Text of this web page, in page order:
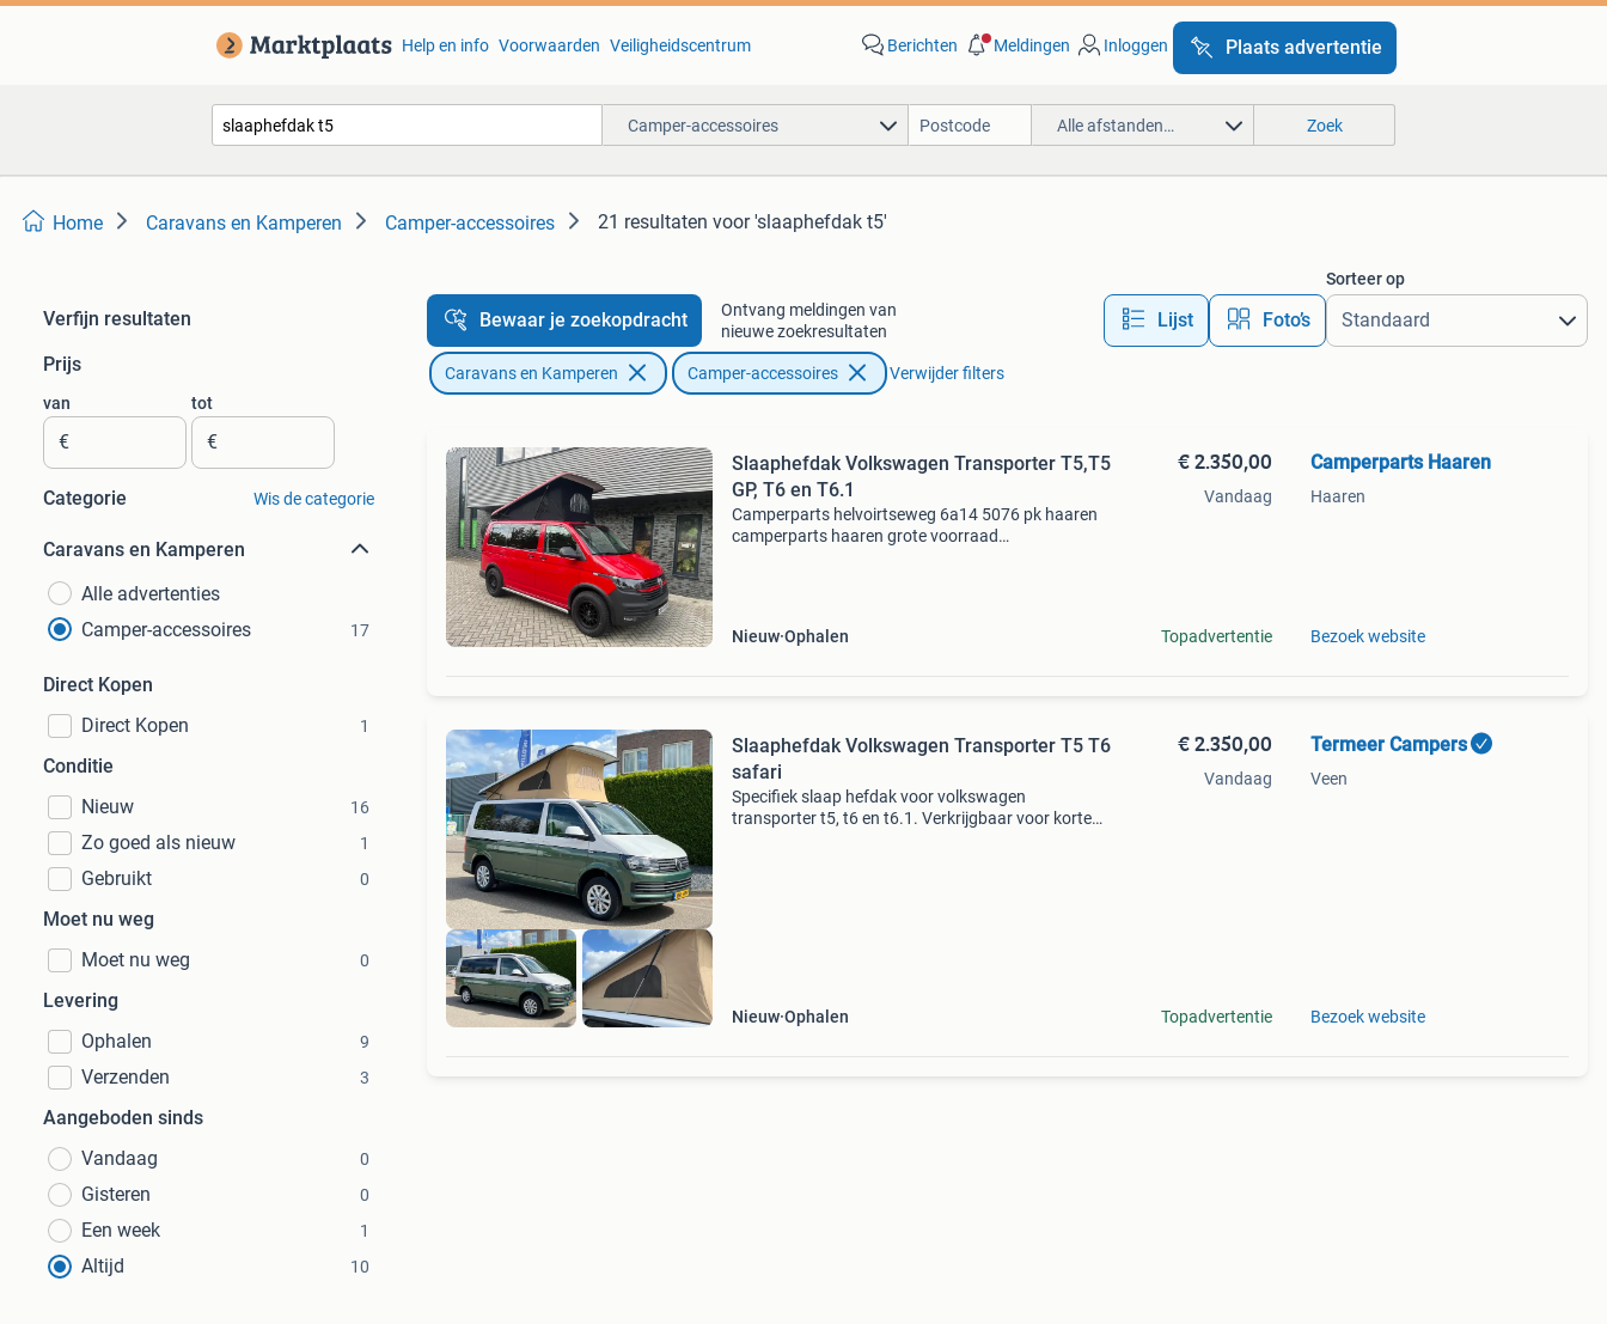
Help en info Voorwaarden Veiligheidscentrum Berichten Meldingen Inloggen Plaats advertentie
Camper-accessoires Alle afstanden… Zoek
Home Caravans en Kamperen Camper-accessoires 21 resultaten voor 'slaaphefdak t5'
Verfijn resultaten
Prijs
van
€
tot
€
Categorie Wis de categorie
Caravans en Kamperen
Alle advertenties
Camper-accessoires
17
Direct Kopen
Direct Kopen
1
Conditie
Nieuw
16
Zo goed als nieuw 1
Gebruikt 0
Moet nu weg
Moet nu weg
0
Levering
Ophalen
9
Verzenden 3
Aangeboden sinds
Vandaag
0
Gisteren 0
Een week 1
Altijd 10
Bewaar je zoekopdracht
Ontvang meldingen van
nieuwe zoekresultaten
Lijst Foto’s
Sorteer op
Caravans en Kamperen Camper-accessoires Verwijder filters
Slaaphefdak Volkswagen Transporter T5,T5
GP, T6 en T6.1
Camperparts helvoirtseweg 6a14 5076 pk haaren
camperparts haaren grote voorraad
Nieuw Ophalen
€ 2.350,00
Vandaag
Topadvertentie
Camperparts Haaren
Haaren
Bezoek website
Slaaphefdak Volkswagen Transporter T5 T6
safari
Specifiek slaap hefdak voor volkswagen
transporter t5, t6 en t6.1. Verkrijgbaar voor korte
Nieuw Ophalen
€ 2.350,00
Vandaag
Topadvertentie
Termeer Campers
Veen
Bezoek website